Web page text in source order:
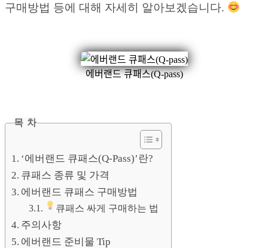
구매방법 등에 대해 자세히 알아보겠습니다.
에버랜드 큐패스(Q-pass)
목 차
‘에버랜드 큐패스(Q-Pass)’란?
큐패스 종류 및 가격
에버랜드 큐패스 구매방법
큐패스 싸게 구매하는 법
주의사항
에버랜드 준비물 Tip